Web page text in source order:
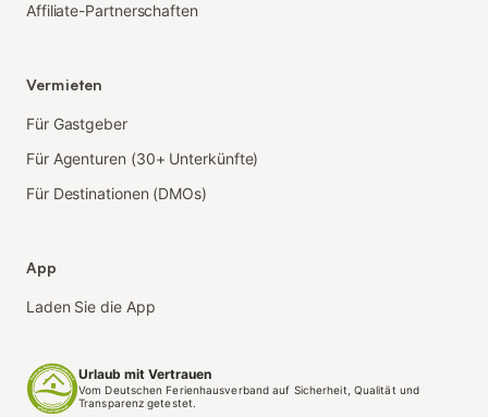
Affiliate-Partnerschaften
Vermieten
Für Gastgeber
Für Agenturen (30+ Unterkünfte)
Für Destinationen (DMOs)
App
Laden Sie die App
Urlaub mit Vertrauen
Vom Deutschen Ferienhausverband auf Sicherheit, Qualität und
Transparenz getestet.